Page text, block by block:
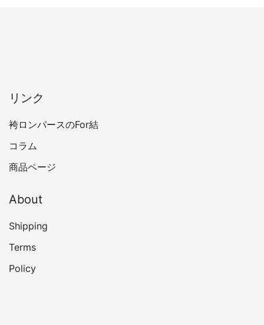
リンク
袴ロンパースのFor結
コラム
商品ページ
About
Shipping
Terms
Policy